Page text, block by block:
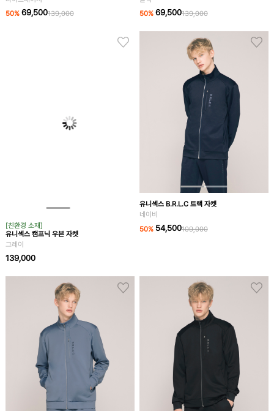
50% 69,500139,000
[친환경 소재]
유니섹스 캠프닉 우븐 자켓
그레이
139,000
유니섹스 B.R.L.C 트랙 자켓
네이비
50% 54,500109,000